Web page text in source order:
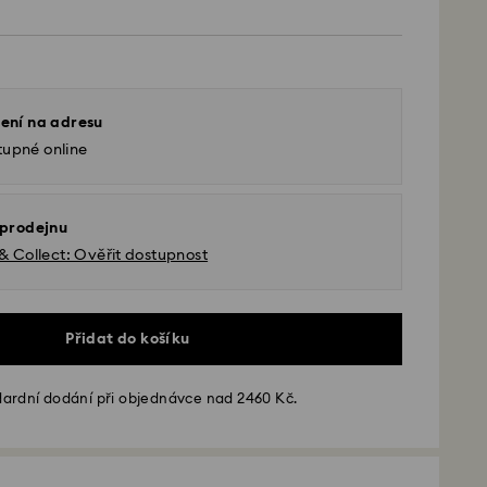
na adresu
online
Collect: Ověřit dostupnost
Přidat do košíku
dodání při objednávce nad 2460 Kč.